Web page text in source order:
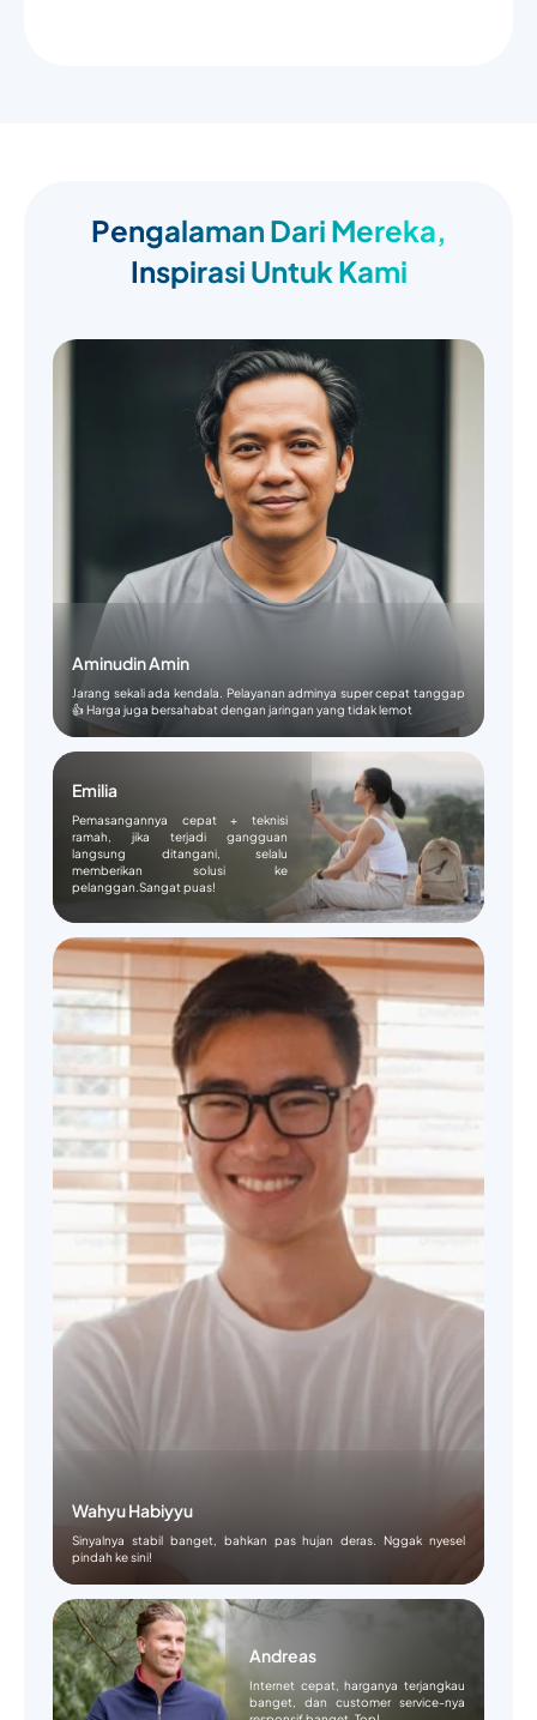
Pengalaman Dari Mereka,
Inspirasi Untuk Kami
Aminudin Amin
Jarang sekali ada kendala. Pelayanan adminya super cepat tanggap
👍 Harga juga bersahabat dengan jaringan yang tidak lemot
Emilia
Pemasangannya cepat + teknisi
ramah, jika terjadi gangguan
langsung ditangani, selalu
memberikan solusi ke
pelanggan.Sangat puas!
Wahyu Habiyyu
Sinyalnya stabil banget, bahkan pas hujan deras. Nggak nyesel
pindah ke sini!
Andreas
Internet cepat, harganya terjangkau
banget, dan customer service-nya